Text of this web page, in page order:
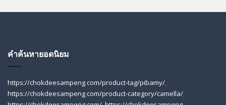
คำค้นหายอดนิยม
https://chokdeesampeng com/product-tag/pibamy/,
https://chokdeesampeng com/product-category/camella/,